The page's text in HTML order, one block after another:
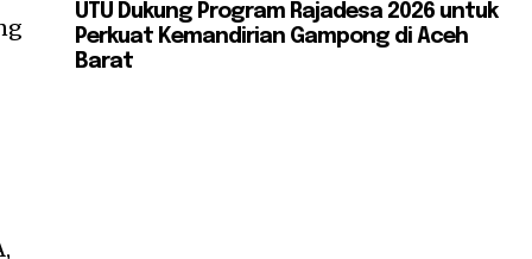
UTU Dukung Program Rajadesa 2026 untuk
Perkuat Kemandirian Gampong di Aceh
Barat